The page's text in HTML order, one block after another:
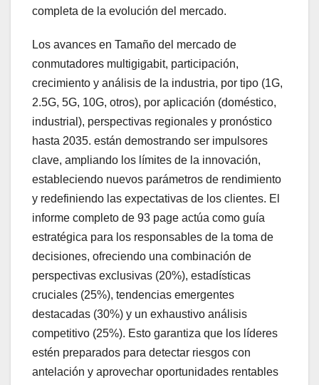
completa de la evolución del mercado.
Los avances en Tamaño del mercado de
conmutadores multigigabit, participación,
crecimiento y análisis de la industria, por tipo (1G,
2.5G, 5G, 10G, otros), por aplicación (doméstico,
industrial), perspectivas regionales y pronóstico
hasta 2035. están demostrando ser impulsores
clave, ampliando los límites de la innovación,
estableciendo nuevos parámetros de rendimiento
y redefiniendo las expectativas de los clientes. El
informe completo de 93 page actúa como guía
estratégica para los responsables de la toma de
decisiones, ofreciendo una combinación de
perspectivas exclusivas (20%), estadísticas
cruciales (25%), tendencias emergentes
destacadas (30%) y un exhaustivo análisis
competitivo (25%). Esto garantiza que los líderes
estén preparados para detectar riesgos con
antelación y aprovechar oportunidades rentables